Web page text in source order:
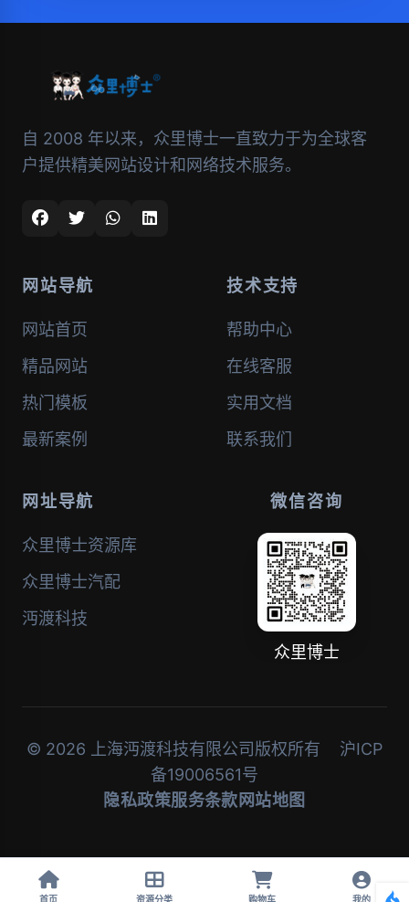
首页 资源分类 购物车 我的
自 2008 年以来，众里博士一直致力于为全球客
户提供精美网站设计和网络技术服务。
网站导航
网站首页
精品网站
热门模板
最新案例
技术支持
帮助中心
在线客服
实用文档
联系我们
网址导航
众里博士资源库
众里博士汽配
沔渡科技
微信咨询
众里博士
© 2026 上海沔渡科技有限公司版权所有
沪ICP
备19006561号
隐私政策服务条款网站地图